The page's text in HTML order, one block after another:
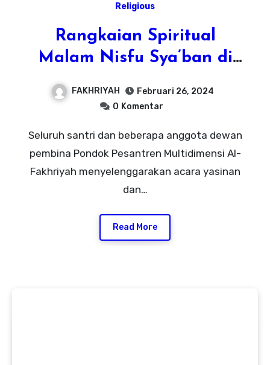
Religious
Rangkaian Spiritual
Malam Nisfu Sya’ban di
Pondok Pesantren Al-
Fakhriyah
FAKHRIYAH
Februari 26, 2024
0 Komentar
Seluruh santri dan beberapa anggota dewan
pembina Pondok Pesantren Multidimensi Al-
Fakhriyah menyelenggarakan acara yasinan
dan…
Read More